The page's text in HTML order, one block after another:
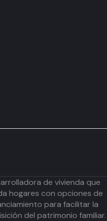
de vivienda que
hogares con opciones de
para facilitar la
del patrimonio familiar.